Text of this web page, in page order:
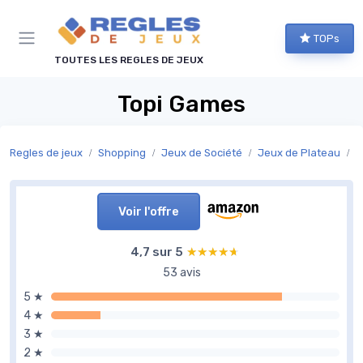
TOUTES LES REGLES DE JEUX
TOPs
Topi Games
Regles de jeux Shopping Jeux de Société Jeux de Plateau
Voir l'offre
4,7 sur 5 ★★★★★
★★★★★
53 avis
5 ★
4 ★
3 ★
2 ★